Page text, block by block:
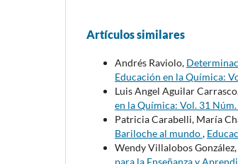
Artículos similares
Andrés Raviolo,
Educación en la Química:
Luis Angel Aguilar
en la Química: Vol. 31
Patricia Carabelli, María
Bariloche al mundo,
Wendy Villalobos
para la Enseñanza y